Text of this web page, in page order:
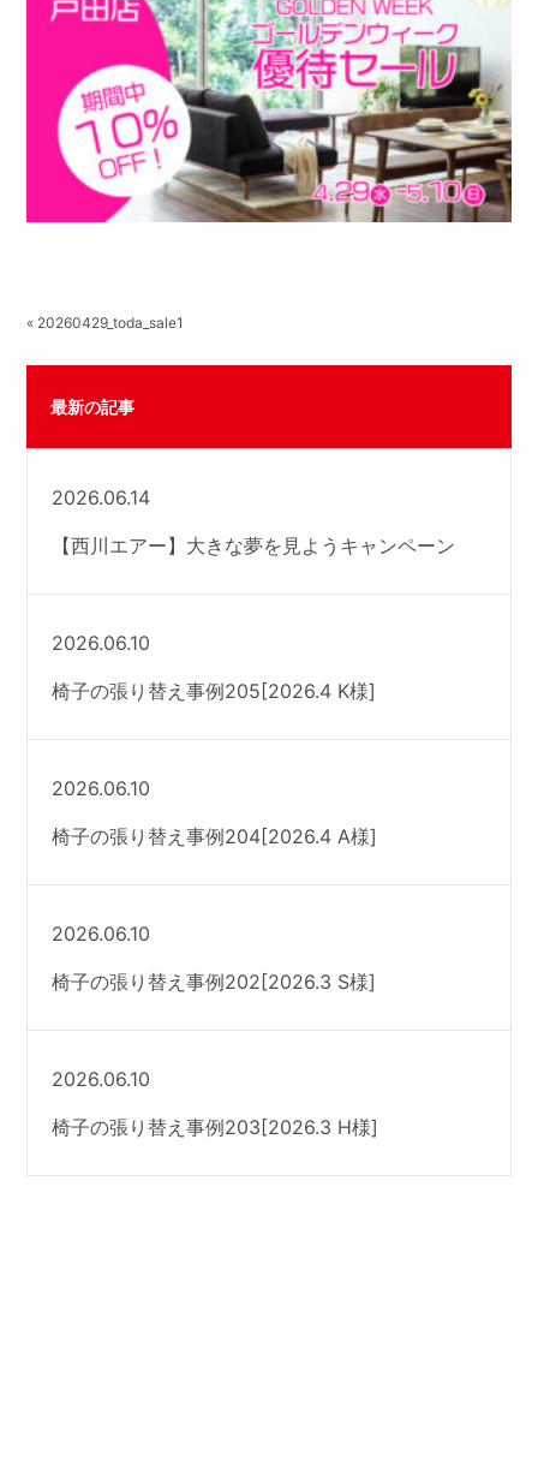
« 20260429_toda_sale1
最新の記事
2026.06.14
【西川エアー】大きな夢を見ようキャンペーン
2026.06.10
椅子の張り替え事例205[2026.4 K様]
2026.06.10
椅子の張り替え事例204[2026.4 A様]
2026.06.10
椅子の張り替え事例202[2026.3 S様]
2026.06.10
椅子の張り替え事例203[2026.3 H様]